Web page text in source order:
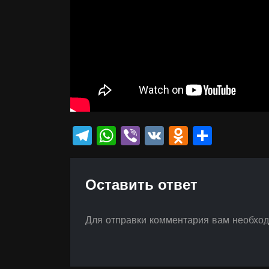
Telegram
WhatsApp
Viber
VK
Оставить ответ
Для отправки комментария вам